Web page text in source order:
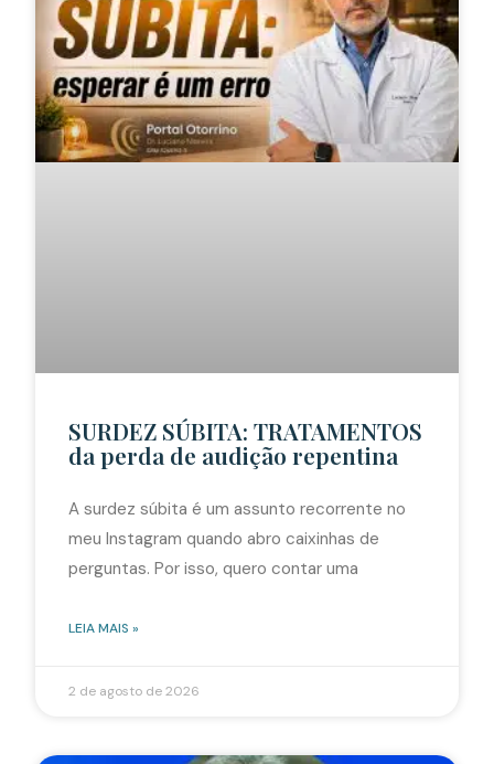
SURDEZ SÚBITA: TRATAMENTOS
da perda de audição repentina
A surdez súbita é um assunto recorrente no
meu Instagram quando abro caixinhas de
perguntas. Por isso, quero contar uma
LEIA MAIS »
2 de agosto de 2026